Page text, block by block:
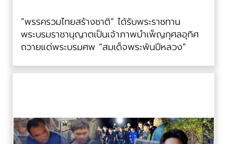
“พรรครวมไทยสร้างชาติ” ได้รับพระราชทาน
พระบรมราชานุญาตเป็นเจ้าภาพบำเพ็ญกุศลอุทิศ
ถวายแด่พระบรมศพ “สมเด็จพระพันปีหลวง”